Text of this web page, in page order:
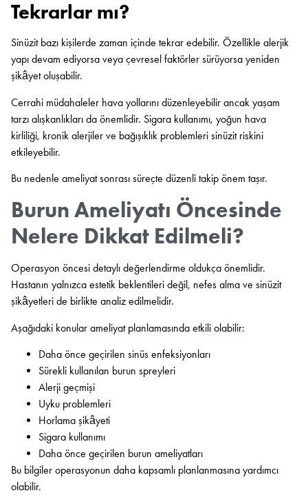
Tekrarlar mı?
Sinüzit bazı kişilerde zaman içinde tekrar edebilir. Özellikle alerjik
yapı devam ediyorsa veya çevresel faktörler sürüyorsa yeniden
şikâyet oluşabilir.
Cerrahi müdahaleler hava yollarını düzenleyebilir ancak yaşam
tarzı alışkanlıkları da önemlidir. Sigara kullanımı, yoğun hava
kirliliği, kronik alerjiler ve bağışıklık problemleri sinüzit riskini
etkileyebilir.
Bu nedenle ameliyat sonrası süreçte düzenli takip önem taşır.
Burun Ameliyatı Öncesinde
Nelere Dikkat Edilmeli?
Operasyon öncesi detaylı değerlendirme oldukça önemlidir.
Hastanın yalnızca estetik beklentileri değil, nefes alma ve sinüzit
şikâyetleri de birlikte analiz edilmelidir.
Aşağıdaki konular ameliyat planlamasında etkili olabilir:
Daha önce geçirilen sinüs enfeksiyonları
Sürekli kullanılan burun spreyleri
Alerji geçmişi
Uyku problemleri
Horlama şikâyeti
Sigara kullanımı
Daha önce geçirilen burun ameliyatları
Bu bilgiler operasyonun daha kapsamlı planlanmasına yardımcı
olabilir.